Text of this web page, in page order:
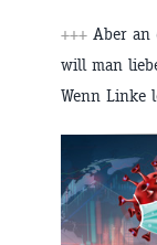
+++ Aber an
will man
Wenn Linke